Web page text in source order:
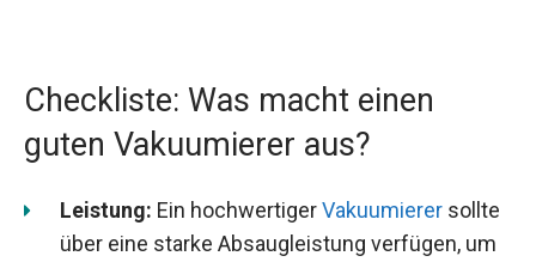
Checkliste: Was macht einen
guten Vakuumierer aus?
Leistung: Ein hochwertigerVakuumierer sollte
über eine starke Absaugleistung verfügen, um